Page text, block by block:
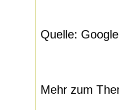
Quelle:
Mehr zum